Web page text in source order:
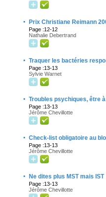
· Prix Christiane Reimann
Page :12-12
Nathalie Debertrand
· Traquer les bactéries
Page :13-13
Sylvie Warnet
· Troubles psychiques, être
Page :13-13
Jérôme Chevillotte
· Check-list obligatoire au
Page :13-13
Jérôme Chevillotte
· Ne dites plus MST mais IST
Page :13-13
Jérôme Chevillotte